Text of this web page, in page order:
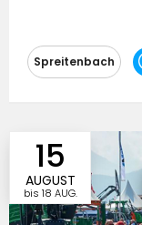
Spreitenbach
Besucherzulassung
15
AUGUST
bis 18 AUG.